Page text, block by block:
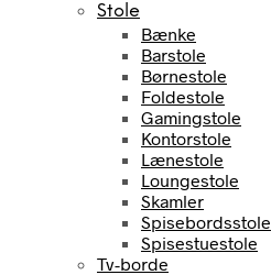
Stole
Bænke
Barstole
Børnestole
Foldestole
Gamingstole
Kontorstole
Lænestole
Loungestole
Skamler
Spisebordsstole
Spisestuestole
Tv-borde